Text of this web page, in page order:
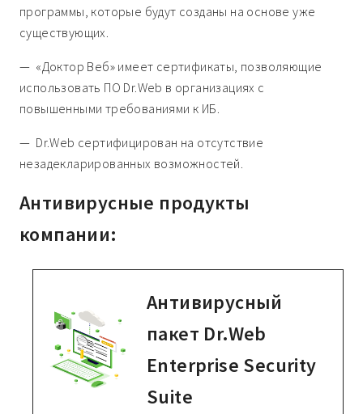
программы, которые будут созданы на основе уже
существующих.
— «Доктор Веб» имеет сертификаты, позволяющие
использовать ПО Dr.Web в организациях с
повышенными требованиями к ИБ.
— Dr.Web сертифицирован на отсутствие
незадекларированных возможностей.
Антивирусные продукты
компании:
Антивирусный
пакет Dr.Web
Enterprise Security
Suite